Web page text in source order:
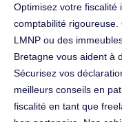
Optimisez votre fiscalité
comptabilité
LMNP ou des
Bretagne vous aident à
Sécurisez vos
meilleurs conseils en
fiscalité en tant que